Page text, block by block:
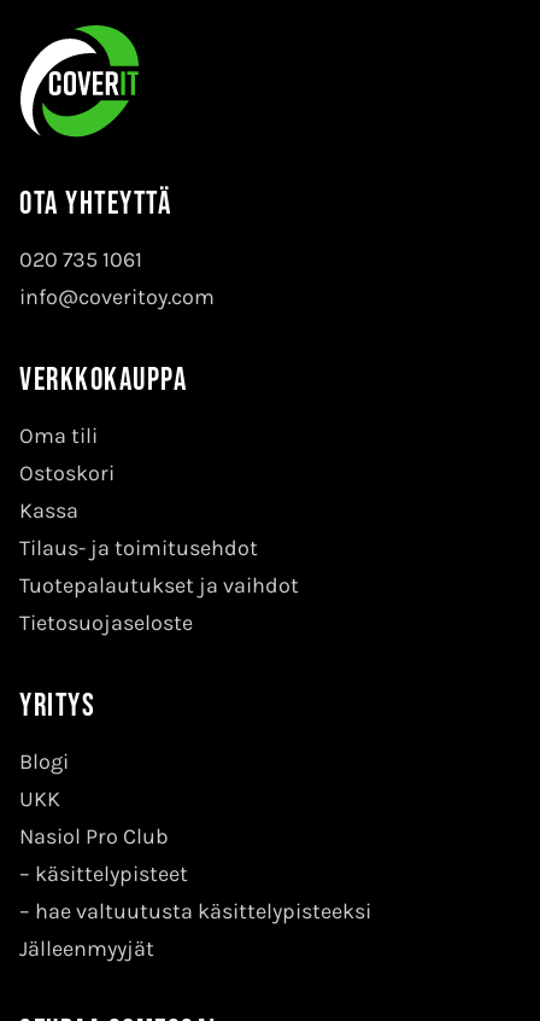
Ota yhteyttä
020 735 1061
info@coveritoy.com
Verkkokauppa
Oma tili
Ostoskori
Kassa
Tilaus- ja toimitusehdot
Tuotepalautukset ja vaihdot
Tietosuojaseloste
Yritys
Blogi
UKK
Nasiol Pro Club
– käsittelypisteet
– hae valtuutusta käsittelypisteeksi
Jälleenmyyjät